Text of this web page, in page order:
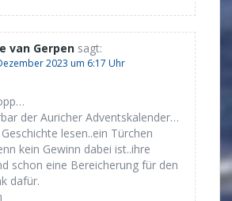
van Gerpen sagt:
2023 um 6:17 Uhr
der Auricher Adventskalender…
lesen..ein Türchen
kein Gewinn dabei ist..ihre
schon eine Bereicherung für den
dafür.